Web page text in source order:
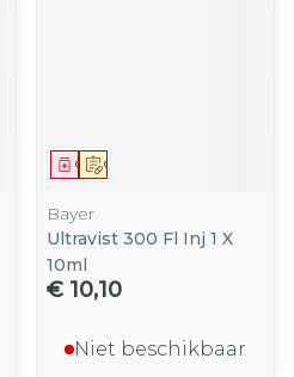
Op voorschrift
Geneesmiddel
Bayer
Ultravist 300 Fl Inj 1 X
10ml
€ 10,10
Niet beschikbaar